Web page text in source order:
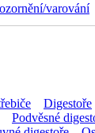
varování
Digestoře
Podvěsné